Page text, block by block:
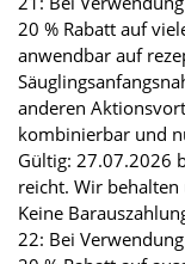
20 % Rabatt auf
anwendbar auf
anderen
kombinierbar und
Gültig: 27.07.2026
reicht. Wir
Keine
22: Bei